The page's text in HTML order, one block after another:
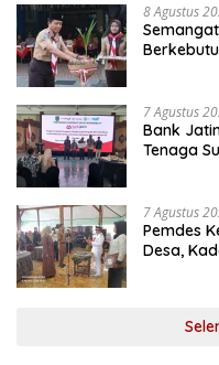
8 Agustus
7 Agustus
Bank
Tenaga
7 Agustus
Pemdes
Desa,